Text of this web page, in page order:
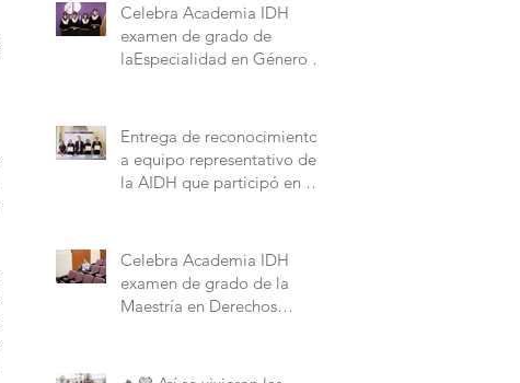
Celebra Academia IDH
examen de grado de
laEspecialidad en Género y
Entrega de reconocimientos
a equipo representativo de
la AIDH que participó en el
American University.
Celebra Academia IDH
examen de grado de la
Maestría en Derechos